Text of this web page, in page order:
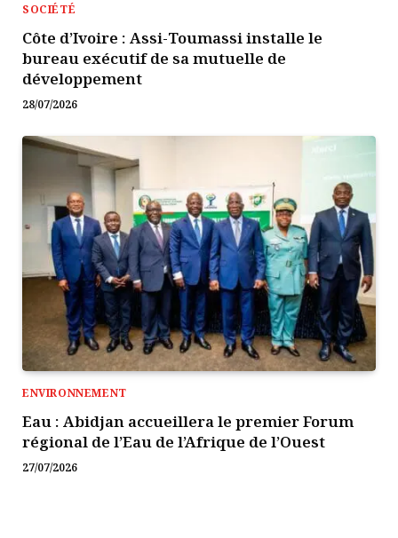
SOCIÉTÉ
Côte d’Ivoire : Assi-Toumassi installe le
bureau exécutif de sa mutuelle de
développement
28/07/2026
ENVIRONNEMENT
Eau : Abidjan accueillera le premier Forum
régional de l’Eau de l’Afrique de l’Ouest
27/07/2026